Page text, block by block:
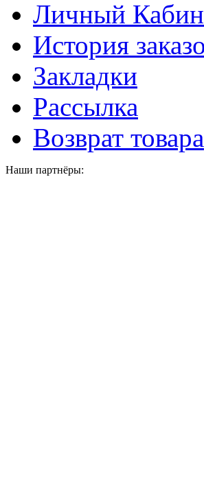
Личный
История
Закладки
Рассылка
Возврат товара
Наши партнёры: